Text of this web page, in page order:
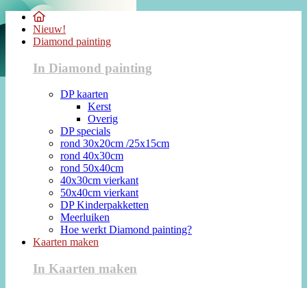
Nieuw!
Diamond painting
In Diamond painting
DP kaarten
Kerst
Overig
DP specials
rond 30x20cm /25x15cm
rond 40x30cm
rond 50x40cm
40x30cm vierkant
50x40cm vierkant
DP Kinderpakketten
Meerluiken
Hoe werkt Diamond painting?
Kaarten maken
In Kaarten maken